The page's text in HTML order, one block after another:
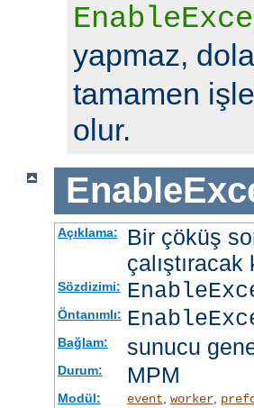
yapmaz,
tamamen
olur.
Açıklama:
Bir çöküş
çalıştıracak
Sözdizimi:
Öntanımlı:
Bağlam: sunucu
Durum: MPM
Modül: event worker,